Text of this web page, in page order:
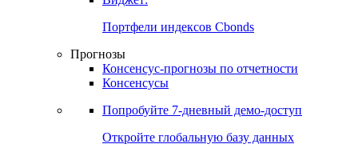
Портфели индексов Cbonds
Прогнозы
Консенсус-прогнозы по отчетности
Консенсусы
Попробуйте 7-дневный демо-доступ
Откройте глобальную базу данных